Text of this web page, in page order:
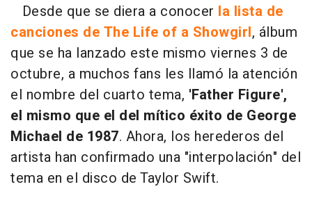
Desde que se diera a conocer la lista de
canciones de The Life of a Showgirl, álbum
que se ha lanzado este mismo viernes 3 de
octubre, a muchos fans les llamó la atención
el nombre del cuarto tema, 'Father Figure',
el mismo que el del mítico éxito de George
Michael de 1987. Ahora, los herederos del
artista han confirmado una "interpolación" del
tema en el disco de Taylor Swift.